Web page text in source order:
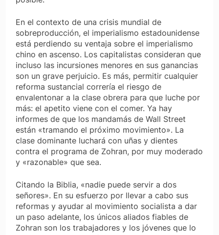
En el contexto de una crisis mundial de
sobreproducción, el imperialismo estadounidense
está perdiendo su ventaja sobre el imperialismo
chino en ascenso. Los capitalistas consideran que
incluso las incursiones menores en sus ganancias
son un grave perjuicio. Es más, permitir cualquier
reforma sustancial correría el riesgo de
envalentonar a la clase obrera para que luche por
más: el apetito viene con el comer. Ya hay
informes de que los mandamás de Wall Street
están «tramando el próximo movimiento». La
clase dominante luchará con uñas y dientes
contra el programa de Zohran, por muy moderado
y «razonable» que sea.
Citando la Biblia, «nadie puede servir a dos
señores». En su esfuerzo por llevar a cabo sus
reformas y ayudar al movimiento socialista a dar
un paso adelante, los únicos aliados fiables de
Zohran son los trabajadores y los jóvenes que lo